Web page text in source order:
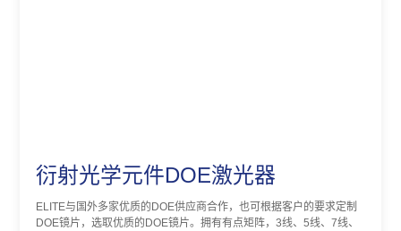
衍射光学元件DOE激光器
ELITE与国外多家优质的DOE供应商合作，也可根据客户的要求定制
DOE镜片，选取优质的DOE镜片。拥有有点矩阵，3线、5线、7线、